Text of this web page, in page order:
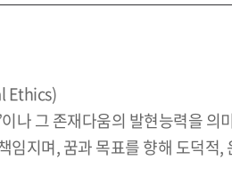
Ethics)
나 그 존재다움의 발현능력을
지며, 꿈과 목표를 향해 도덕